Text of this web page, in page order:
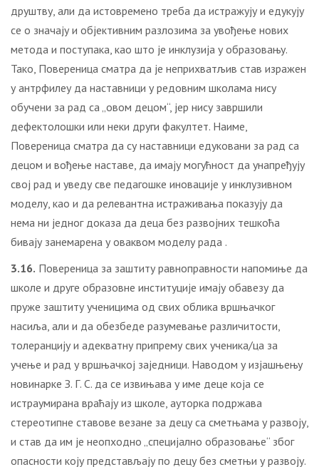
друштву, али да истовремено треба да истражују и едукују
се о значају и објективним разлозима за увођење нових
метода и поступака, као што је инклузија у образовању.
Тако, Повереница сматра да је неприхватљив став изражен
у антрфилеу да наставници у редовним школама нису
обучени за рад са „овом децом“, јер нису завршили
дефектолошки или неки други факултет. Наиме,
Повереница сматра да су наставници едуковани за рад са
децом и вођење наставе, да имају могућност да унапређују
свој рад и уведу све педагошке иновације у инклузивном
моделу, као и да релевантна истраживања показују да
нема ни једног доказа да деца без развојних тешкоћа
бивају занемарена у оваквом моделу рада .
3.16. Повереница за заштиту равноправности напомиње да
школе и друге образовне институције имају обавезу да
пруже заштиту ученицима од свих облика вршњачког
насиља, али и да обезбеде разумевање различитости,
толеранцију и адекватну припрему свих ученика/ца за
учење и рад у вршњачкој заједници. Наводом у изјашњењу
новинарке З. Г. С. да се извињава у име деце која се
истраумирана враћају из школе, ауторка подржава
стереотипне ставове везане за децу са сметњама у развоју,
и став да им је неопходно „специјално образовање“ због
опасности коју представљају по децу без сметњи у развоју.